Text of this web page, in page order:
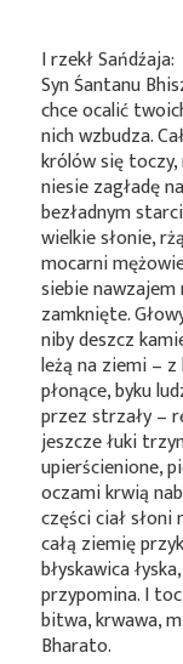
I rzekł Sańdźaja:
Syn Śantanu
chce ocalić
nich wzbudza.
królów się
niesie zagładę
bezładnym
wielkie słonie,
mocarni
siebie
zamknięte.
niby deszcz
leżą na ziemi –
płonące, byku
przez strzały –
jeszcze łuki
upierścienione,
oczami krwią
części ciał
całą ziemię
błyskawica
przypomina. I
bitwa, krwawa,
Bharato.